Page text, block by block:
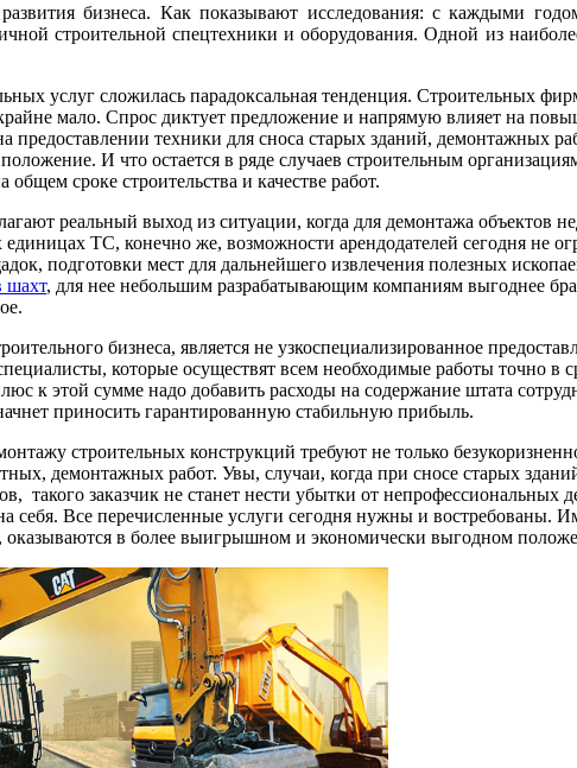
бизнеса. Как показывают исследования: с каждыми
строительной спецтехники и оборудования. Одной из
услуг сложилась парадоксальная тенденция. Строительных
мало. Спрос диктует предложение и напрямую влияет на
техники для сноса старых зданий, демонтажных
И что остается в ряде случаев строительным
сроке строительства и качестве работ.
реальный выход из ситуации, когда для демонтажа объектов
ТС, конечно же, возможности арендодателей сегодня не
подготовки мест для дальнейшего извлечения полезных
шахт, для нее небольшим разрабатывающим компаниям выгоднее
бизнеса, является не узкоспециализированное
которые осуществят всем необходимые работы точно в
к этой сумме надо добавить расходы на содержание штата
приносить гарантированную стабильную прибыль.
строительных конструкций требуют не только
демонтажных работ. Увы, случаи, когда при сносе старых
заказчик не станет нести убытки от непрофессиональных
себя. Все перечисленные услуги сегодня нужны и востребованы.
оказываются в более выигрышном и экономически выгодном